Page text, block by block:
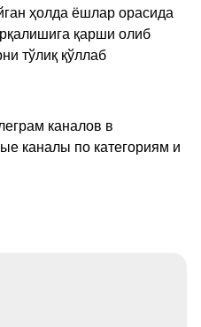
ҳолда ёшлар орасида
қарши олиб
тўлиқ қўллаб
каналов в
каналы по категориям и